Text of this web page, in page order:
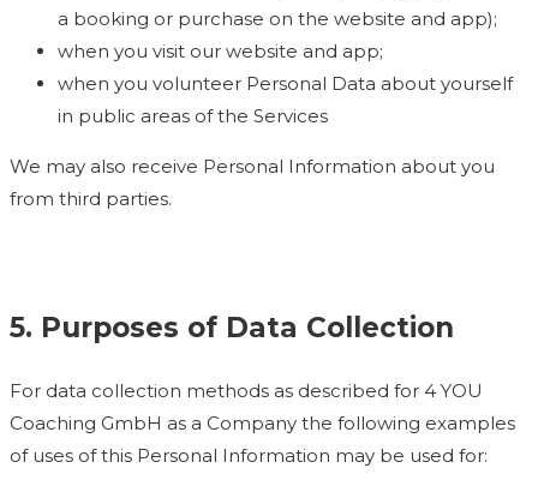
a booking or purchase on the website and app);
when you visit our website and app;
when you volunteer Personal Data about yourself
in public areas of the Services
We may also receive Personal Information about you
from third parties.
5. Purposes of Data Collection
For data collection methods as described for 4 YOU
Coaching GmbH as a Company the following examples
of uses of this Personal Information may be used for: